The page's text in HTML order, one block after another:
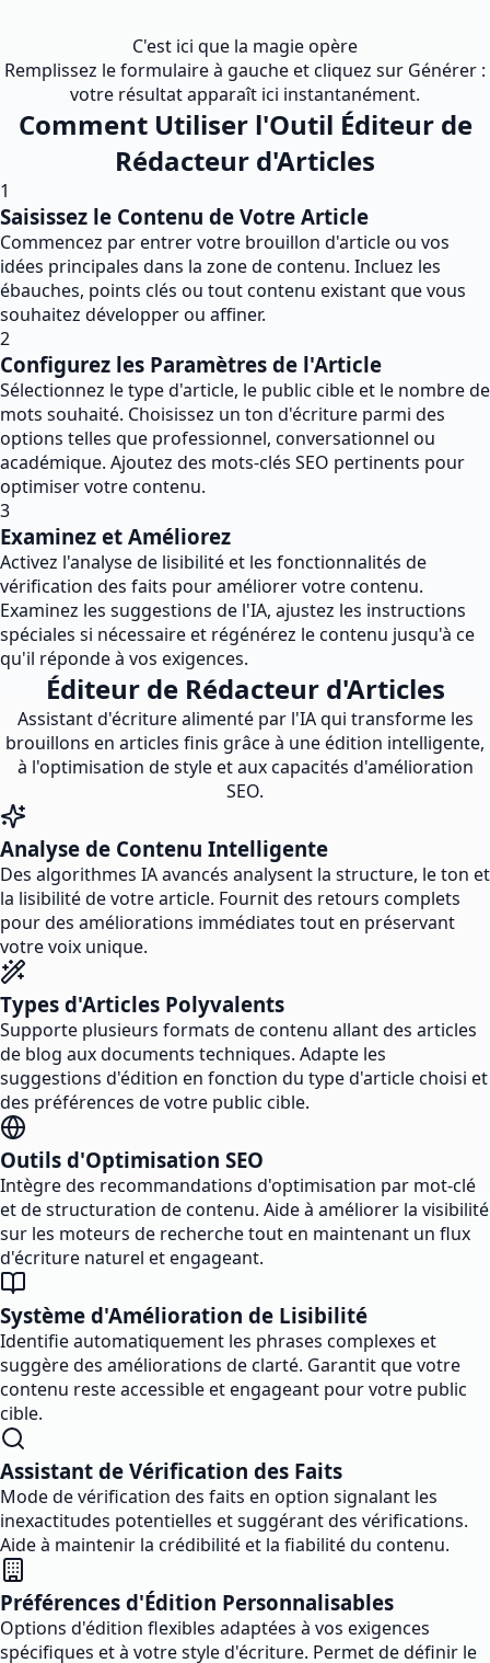
C'est ici que la magie opère
Remplissez le formulaire à gauche et cliquez sur Générer :
votre résultat apparaît ici instantanément.
Comment Utiliser l'Outil Éditeur de
Rédacteur d'Articles
1
Saisissez le Contenu de Votre Article
Commencez par entrer votre brouillon d'article ou vos
idées principales dans la zone de contenu. Incluez les
ébauches, points clés ou tout contenu existant que vous
souhaitez développer ou affiner.
2
Configurez les Paramètres de l'Article
Sélectionnez le type d'article, le public cible et le nombre de
mots souhaité. Choisissez un ton d'écriture parmi des
options telles que professionnel, conversationnel ou
académique. Ajoutez des mots-clés SEO pertinents pour
optimiser votre contenu.
3
Examinez et Améliorez
Activez l'analyse de lisibilité et les fonctionnalités de
vérification des faits pour améliorer votre contenu.
Examinez les suggestions de l'IA, ajustez les instructions
spéciales si nécessaire et régénérez le contenu jusqu'à ce
qu'il réponde à vos exigences.
Éditeur de Rédacteur d'Articles
Assistant d'écriture alimenté par l'IA qui transforme les
brouillons en articles finis grâce à une édition intelligente,
à l'optimisation de style et aux capacités d'amélioration
SEO.
Analyse de Contenu Intelligente
Des algorithmes IA avancés analysent la structure, le ton et
la lisibilité de votre article. Fournit des retours complets
pour des améliorations immédiates tout en préservant
votre voix unique.
Types d'Articles Polyvalents
Supporte plusieurs formats de contenu allant des articles
de blog aux documents techniques. Adapte les
suggestions d'édition en fonction du type d'article choisi et
des préférences de votre public cible.
Outils d'Optimisation SEO
Intègre des recommandations d'optimisation par mot-clé
et de structuration de contenu. Aide à améliorer la visibilité
sur les moteurs de recherche tout en maintenant un flux
d'écriture naturel et engageant.
Système d'Amélioration de Lisibilité
Identifie automatiquement les phrases complexes et
suggère des améliorations de clarté. Garantit que votre
contenu reste accessible et engageant pour votre public
cible.
Assistant de Vérification des Faits
Mode de vérification des faits en option signalant les
inexactitudes potentielles et suggérant des vérifications.
Aide à maintenir la crédibilité et la fiabilité du contenu.
Préférences d'Édition Personnalisables
Options d'édition flexibles adaptées à vos exigences
spécifiques et à votre style d'écriture. Permet de définir le